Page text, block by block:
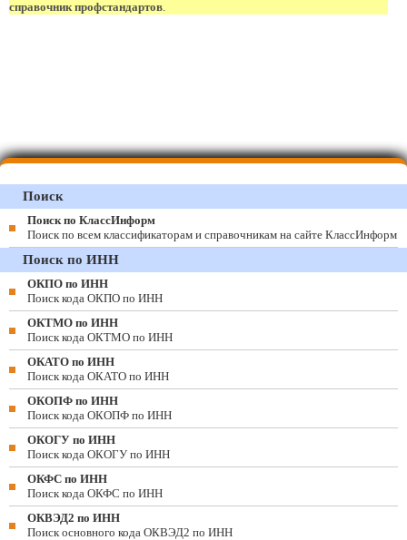
справочник профстандартов.
Поиск
Поиск по КлассИнформ
Поиск по всем классификаторам и справочникам на сайте КлассИнформ
Поиск по ИНН
ОКПО по ИНН
Поиск кода ОКПО по ИНН
ОКТМО по ИНН
Поиск кода ОКТМО по ИНН
ОКАТО по ИНН
Поиск кода ОКАТО по ИНН
ОКОПФ по ИНН
Поиск кода ОКОПФ по ИНН
ОКОГУ по ИНН
Поиск кода ОКОГУ по ИНН
ОКФС по ИНН
Поиск кода ОКФС по ИНН
ОКВЭД2 по ИНН
Поиск основного кода ОКВЭД2 по ИНН